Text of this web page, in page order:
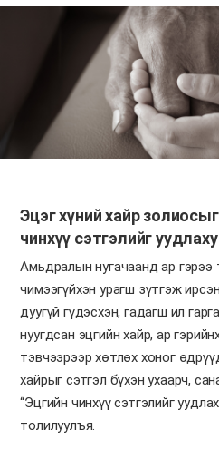
Эцэг хүний хайр
чинхүү сэтгэлийг
Амьдралын нугачаанд ар гэрээ
чимээгүйхэн урагш зүтгэж
дуугүй гүдэсхэн, гадагш ил
нуугдсан эцгийн хайр, ар
тэвчээрээр хөтлөх хоног
хайрыг сэтгэл бүхэн ухаарч,
“Эцгийн чинхүү сэтгэлийг
толилуулъя.